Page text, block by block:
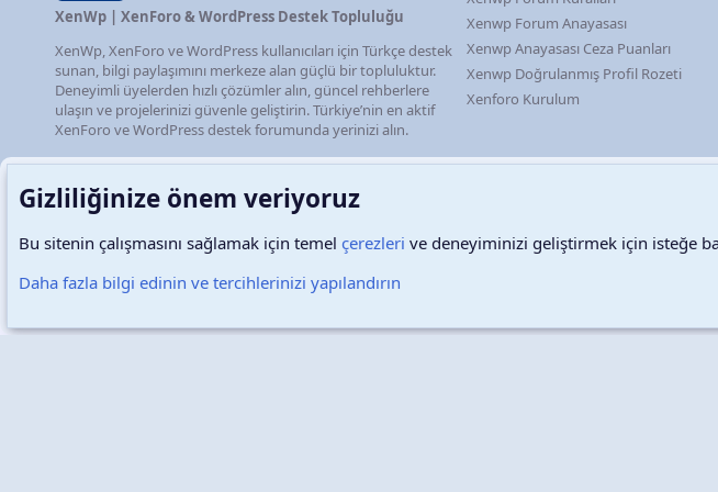
XenWp | XenForo & WordPress Destek Topluluğu
XenWp, XenForo ve WordPress kullanıcıları için Türkçe destek
sunan, bilgi paylaşımını merkeze alan güçlü bir topluluktur.
Deneyimli üyelerden hızlı çözümler alın, güncel rehberlere
ulaşın ve projelerinizi güvenle geliştirin. Türkiye’nin en aktif
XenForo ve WordPress destek forumunda yerinizi alın.
Xenwp Forum Anayasası
Xenwp Anayasası Ceza Puanları
Xenwp Doğrulanmış Profil Rozeti
Xenforo Kurulum
Türkçe (TR) Çerezler
Gizliliğinize önem veriyoruz
Bu sitenin çalışmasını sağlamak için temel çerezleri ve deneyiminizi geliştirmek için isteğe
Daha fazla bilgi edinin ve tercihlerinizi yapılandırın